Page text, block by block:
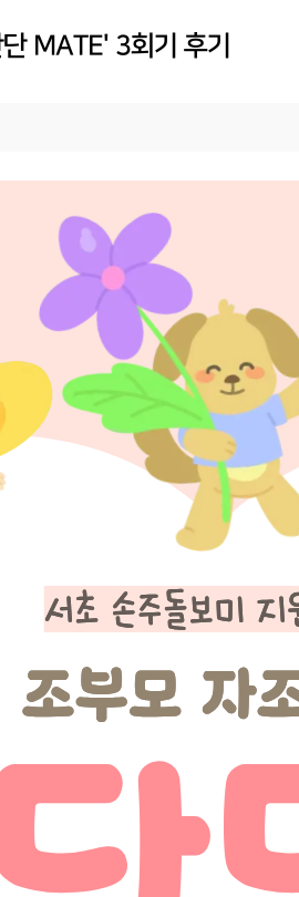
MATE' 3회기 후기